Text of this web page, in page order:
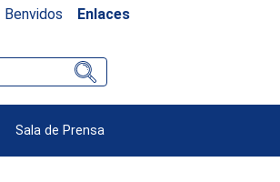
Benvidos Enlaces
Sala de Prensa